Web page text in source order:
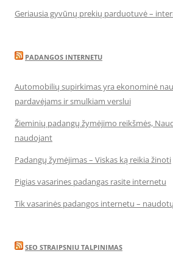
Geriausia gyvūnų prekių parduotuvė –
PADANGOS INTERNETU
Automobilių supirkimas yra ekonominė
pardavėjams ir smulkiam verslui
Žieminių padangų žymėjimo reikšmės,
naudojant
Padangų žymėjimas – Viskas ką reikia žinoti
Pigias vasarines padangas rasite internetu
Tik vasarinės padangos internetu –
SEO STRAIPSNIU TALPINIMAS